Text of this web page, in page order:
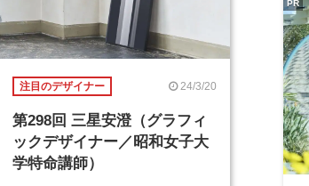
注目のデザイナー 24/3/20
第298回 三星安澄（グラフィ
ックデザイナー／昭和女子大
学特命講師）
PR